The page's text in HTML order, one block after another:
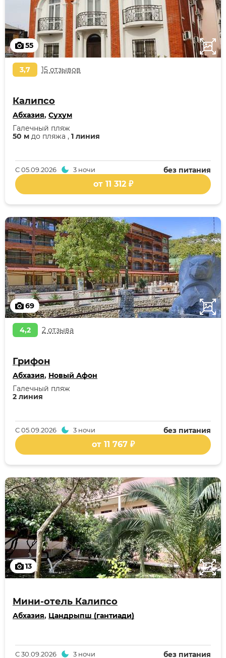
55
3,7 15 отзывов
Калипсо
Абхазия, Сухум
50 м до пляжа , 1 линия
Галечный пляж
без питания
С05.09.2026 3 ночи
от 11 312 ₽
69
4,2 2 отзыва
Грифон
Абхазия, Новый Афон
2 линия
Галечный пляж
без питания
С05.09.2026 3 ночи
от 11 767 ₽
13
Мини-отель Калипсо
Абхазия, Цандрыпш (гантиади)
без питания
С30.09.2026 3 ночи